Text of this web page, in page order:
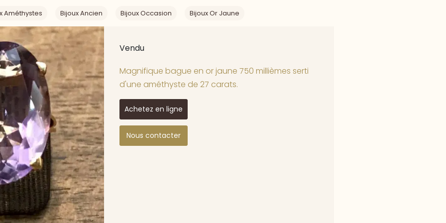
Améthystes Bijoux Ancien Bijoux Occasion Bijoux Or Jaune
Vendu
Magnifique bague en or jaune 750 millièmes serti
d'une améthyste de 27 carats.
Achetez en ligne
Nous contacter